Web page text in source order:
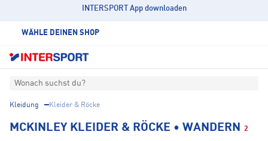
INTERSPORT App downloaden
WÄHLE DEINEN SHOP
Wonach suchst du?
Kleidung Kleider & Röcke
MCKINLEY KLEIDER & RÖCKE • WANDERN 2